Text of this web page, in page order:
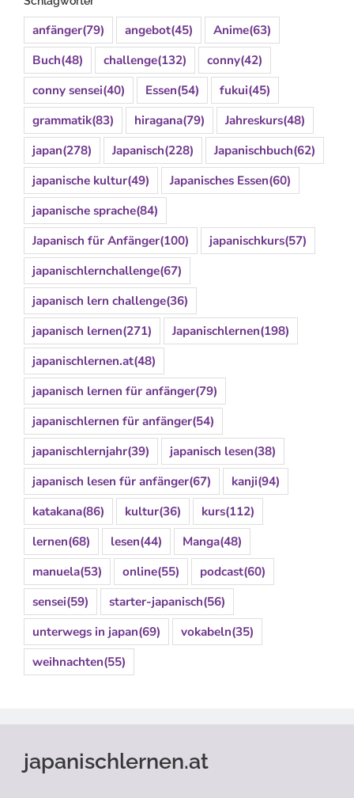
anfänger(79) angebot(45) Anime(63)
Buch(48) challenge(132) conny(42)
conny sensei(40) Essen(54) fukui(45)
grammatik(83) hiragana(79) Jahreskurs(48)
japan(278) Japanisch(228) Japanischbuch(62)
japanische kultur(49) Japanisches Essen(60)
japanische sprache(84)
Japanisch für Anfänger(100) japanischkurs(57)
japanischlernchallenge(67)
japanisch lern challenge(36)
japanisch lernen(271) Japanischlernen(198)
japanischlernen.at(48)
japanisch lernen für anfänger(79)
japanischlernen für anfänger(54)
japanischlernjahr(39) japanisch lesen(38)
japanisch lesen für anfänger(67) kanji(94)
katakana(86) kultur(36) kurs(112)
lernen(68) lesen(44) Manga(48)
manuela(53) online(55) podcast(60)
sensei(59) starter-japanisch(56)
unterwegs in japan(69) vokabeln(35)
weihnachten(55)
japanischlernen.at